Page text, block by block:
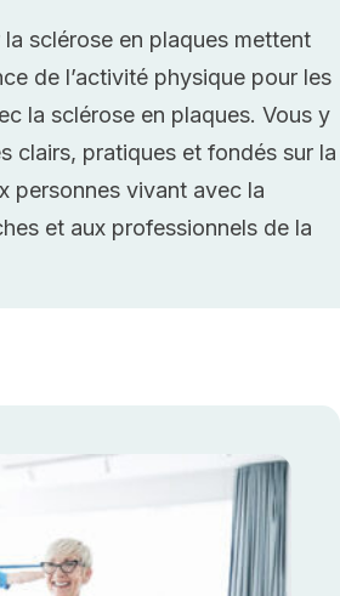
sclérose en plaques mettent
de l’activité physique pour les
la sclérose en plaques. Vous y
clairs, pratiques et fondés sur la
personnes vivant avec la
et aux professionnels de la